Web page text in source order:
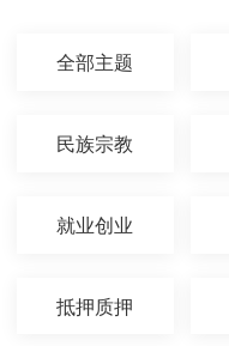
全部主题
民族宗教
就业创业
抵押质押